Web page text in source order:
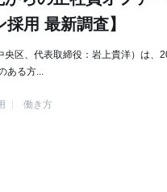
用 最新調査】
央区、代表取締役：岩上貴洋）は、
る方...
働き方